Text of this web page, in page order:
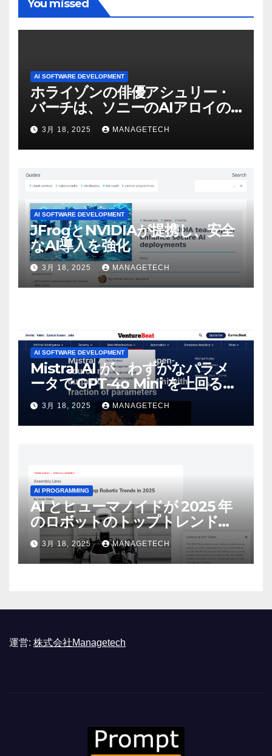
You missed
AI SOFTWARE DEVELOPMENT
ホライゾンの俳優アシュリー・
バーチは、ソニーのAIアロイの
ビデオを見て「ゲームパフォー
マンスという芸術形式に不安を
感じた」と語る – IGN
3月 18, 2025 MANAGETECH
AI SOFTWARE DEVELOPMENT
JFrogとNVIDIAが提携し、安全
なAI導入を強化
3月 18, 2025 MANAGETECH
AI SOFTWARE DEVELOPMENT
Mistral AI が、わずかなパラメ
ータで GPT-4o Mini を上回る新
しいオープンソース モデルをリ
リース | VentureBeat
3月 18, 2025 MANAGETECH
AI PROGRAMMING
AI とヒューマノイドが 2025 年
のロボットのトップトレンドに |
ASSEMBLY
3月 18, 2025 MANAGETECH
運営: 株式会社Managetech